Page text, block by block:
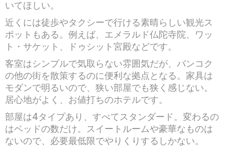
いてほしい。
近くには徒歩やタクシーで行ける素晴らしい観光ス
ポットもある。例えば、エメラルド仏陀寺院、ワッ
ト・サケット、ドゥシット宮殿などです。
客室はシンプルで気取らない雰囲気だが、バンコク
の他の街を散策するのに便利な拠点となる。家具は
モダンで明るいので、狭い部屋でも狭く感じない。
居心地がよく、お値打ちのホテルです。
部屋は4タイプあり、すべてスタンダード。変わるの
はベッドの数だけ。スイートルームや豪華なものは
ないので、必要最低限でやりくりするしかない。